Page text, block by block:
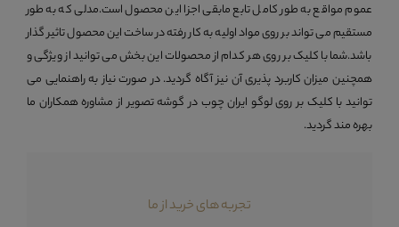
عموم مواقع به طور کامل تابع مابقی اجزا این محصول است.مدلی که به طور
مستقیم می تواند بر روی مواد اولیه به کار رفته در ساخت این محصول تاثیر گذار
باشد.شما با کلیک بر روی هر کدام از محصولات این بخش می توانید از ویژگی و
همچنین میزان کاربرد پذیری آن نیز آگاه گردید. در صورت نیاز به راهنمایی می
توانید با کلیک بر روی لوگو ایران چوب در گوشه تصویر از مشاوره همکاران ما
بهره مند گردید.
تجربه های خرید از ما